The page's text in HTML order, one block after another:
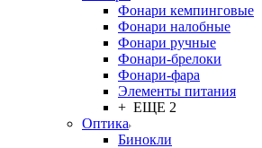
Фонари кемпинговые
Фонари налобные
Фонари ручные
Фонари-брелоки
Фонари-фара
Элементы питания
+ ЕЩЕ 2
Оптика
Бинокли